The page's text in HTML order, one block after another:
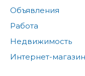
Объявления
Работа
Недвижимость
Интернет-магазин